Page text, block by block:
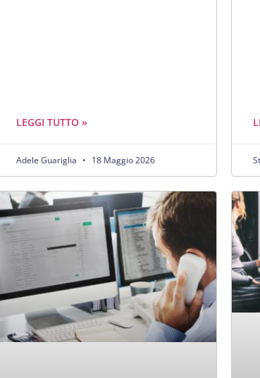
LEGGI TUTTO »
Adele Guariglia 18 Maggio 2026